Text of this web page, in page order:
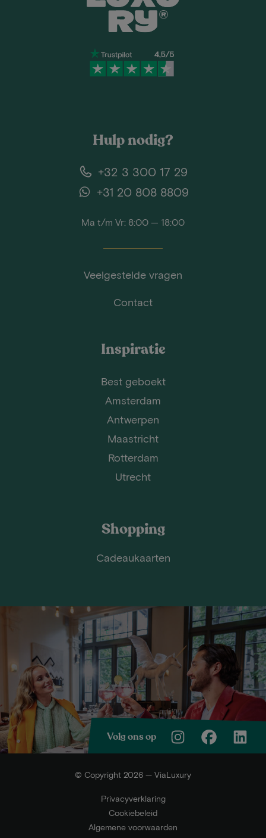
Hulp nodig?
+32 3 300 17 29
+31 20 808 8809
Ma t/m Vr: 8:00 — 18:00
Veelgestelde vragen
Contact
Inspiratie
Best geboekt
Amsterdam
Antwerpen
Maastricht
Rotterdam
Utrecht
Shopping
Cadeaukaarten
Volg ons op
© Copyright 2026 — ViaLuxury
Privacyverklaring
Cookiebeleid
Algemene voorwaarden